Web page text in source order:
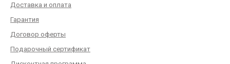
Доставка и оплата
Гарантия
Договор оферты
Подарочный сертификат